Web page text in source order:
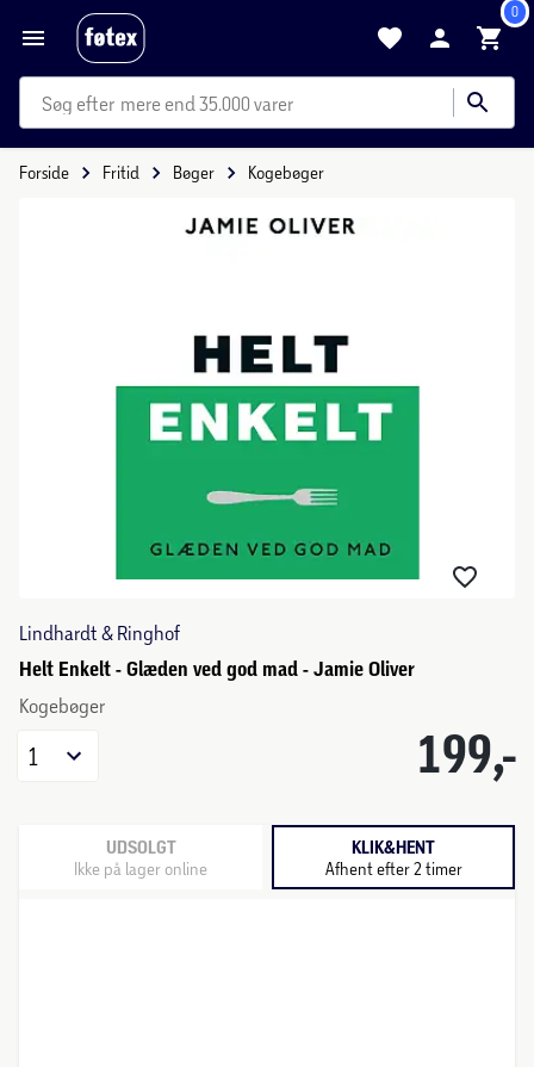
0
mere end 35.000 varer
Forside Fritid Bøger Kogebøger
Lindhardt & Ringhof
Helt Enkelt - Glæden ved god mad - Jamie Oliver
Kogebøger
199,-
1
UDSOLGT
Ikke på lager online
KLIK&HENT
Afhent efter 2 timer